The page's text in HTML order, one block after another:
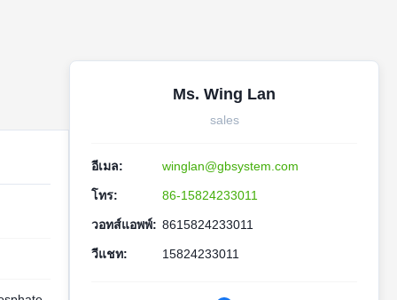
Ms. Wing Lan
sales
อีเมล: winglan@gbsystem.com
โทร: 86-15824233011
วอทส์แอพพ์: 8615824233011
วีแชท: 15824233011